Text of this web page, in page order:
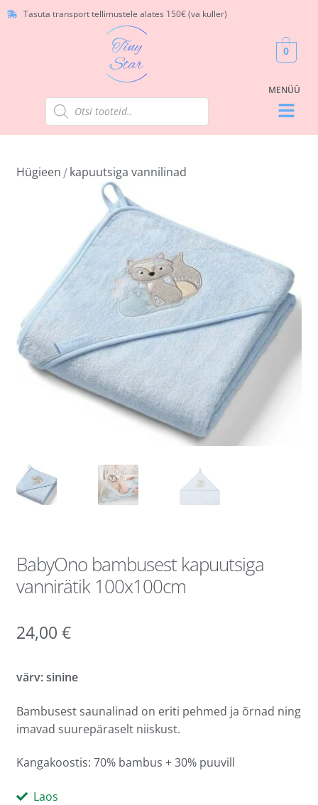
Tasuta transport tellimustele alates 150€ (va kuller)
0
Hügieen / kapuutsiga vannilinad
BabyOno bambusest kapuutsiga
vannirätik 100x100cm
24,00 €
värv: sinine
Bambusest saunalinad on eriti pehmed ja õrnad ning
imavad suurepäraselt niiskust.
Kangakoostis: 70% bambus + 30% puuvill
Laos